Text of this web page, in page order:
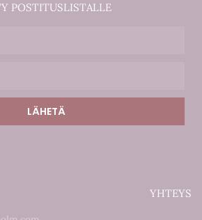
POSTITUSLISTALLE
LÄHETÄ
YHTEYS